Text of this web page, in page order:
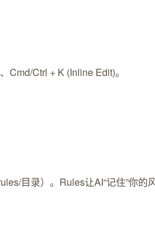
Cmd/Ctrl + K (Inline Edit)。
目录）。Rules让AI“记住”你的